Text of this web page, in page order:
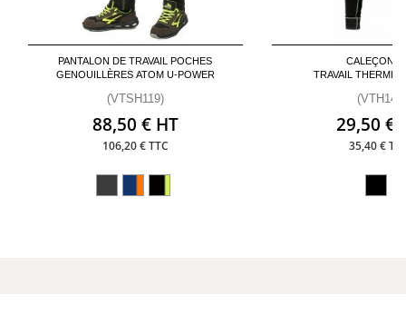
PANTALON DE TRAVAIL POCHES
GENOUILLÈRES ATOM U-POWER
(VTSH119)
88,50 € HT
106,20 € TTC
CALEÇON
TRAVAIL
(VTH14)
29,50 €
35,40 €